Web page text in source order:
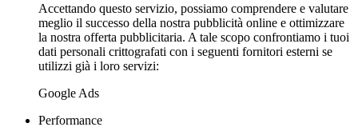
Accettando questo servizio, possiamo comprendere e valutare
meglio il successo della nostra pubblicità online e ottimizzare
la nostra offerta pubblicitaria. A tale scopo confrontiamo i tuoi
dati personali crittografati con i seguenti fornitori esterni se
utilizzi già i loro servizi:
Google Ads
Performance